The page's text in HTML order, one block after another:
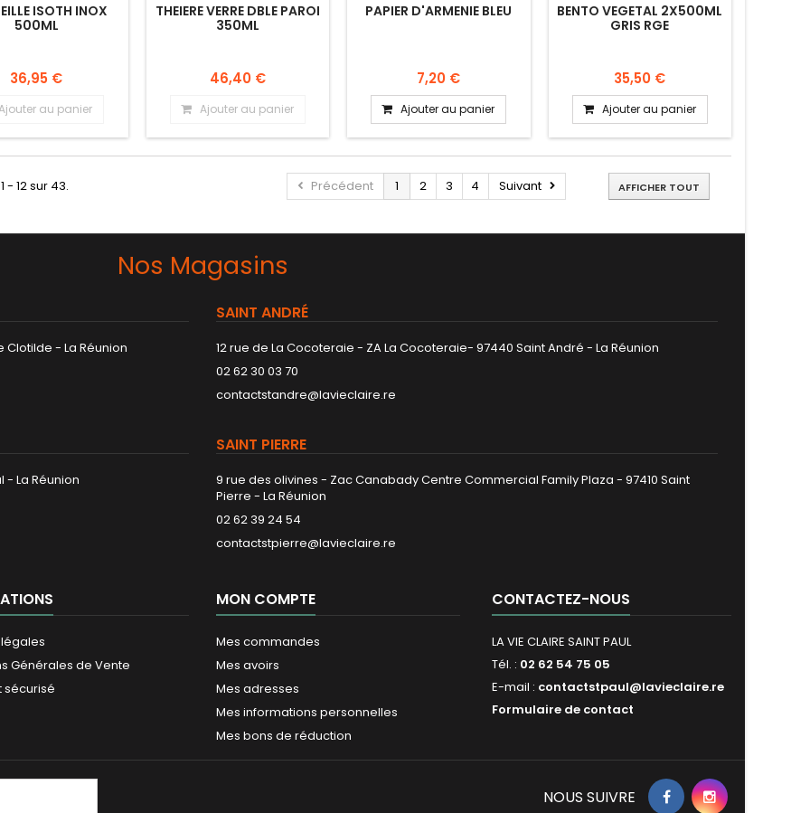
ISOTH INOX
500ML
36,95 €
au panier
THEIERE VERRE DBLE PAROI
350ML
46,40 €
Ajouter au panier
PAPIER D'ARMENIE BLEU
7,20 €
Ajouter au panier
BENTO VEGETAL 2X500ML
GRIS RGE
35,50 €
Ajouter au panier
Précédent 1 2 3 4 Suivant AFFICHER TOUT
- 12 sur 43.
Nos Magasins
Clotilde - La Réunion
SAINT ANDRÉ
12 rue de La Cocoteraie - ZA La Cocoteraie- 97440 Saint André - La Réunion
02 62 30 03 70
contactstandre@lavieclaire.re
- La Réunion
SAINT PIERRE
9 rue des olivines - Zac Canabady Centre Commercial Family Plaza - 97410 Saint
Pierre - La Réunion
02 62 39 24 54
contactstpierre@lavieclaire.re
Générales de Vente
sécurisé
MON COMPTE
Mes commandes
Mes avoirs
Mes adresses
Mes informations personnelles
Mes bons de réduction
CONTACTEZ-NOUS
LA VIE CLAIRE SAINT PAUL
Tél. : 02 62 54 75 05
E-mail : contactstpaul@lavieclaire.re
Formulaire de contact
NOUS SUIVRE